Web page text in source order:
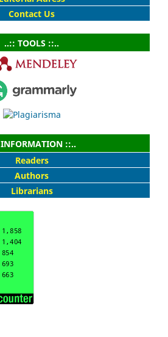
Contact Us
..:: TOOLS ::..
::..
Readers
Authors
Librarians